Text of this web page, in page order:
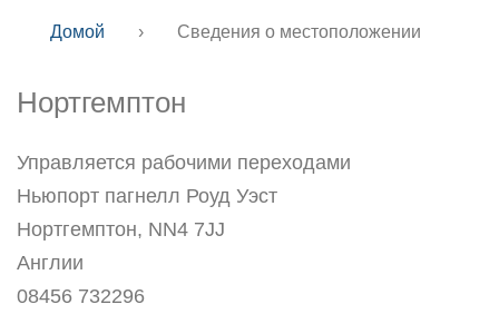
Домой › Сведения о местоположении
Нортгемптон
Управляется рабочими переходами
Ньюпорт пагнелл Роуд Уэст
Нортгемптон, NN4 7JJ
Англии
08456 732296